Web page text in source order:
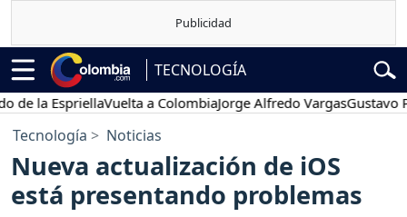
TECNOLOGÍA
EspriellaVuelta a ColombiaJorge Alfredo VargasGustavo Petro
Tecnología Noticias
Nueva actualización de iOS
está presentando problemas